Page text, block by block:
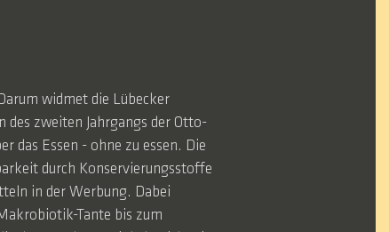
widmet die Lübecker
des zweiten Jahrgangs der Otto-
das Essen - ohne zu essen. Die
durch Konservierungsstoffe
in der Werbung. Dabei
Tante bis zum